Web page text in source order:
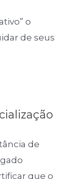
o
de seus
de
que o